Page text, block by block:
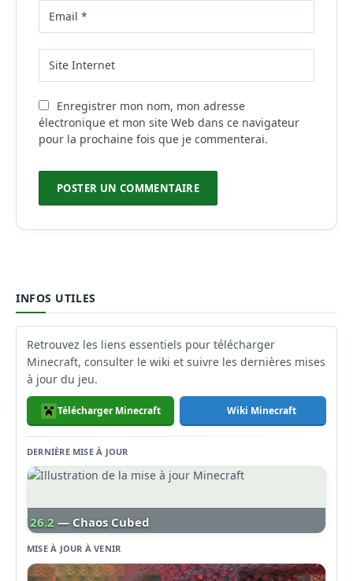
Enregistrer mon nom, mon adresse
électronique et mon site Web dans ce navigateur
pour la prochaine fois que je commenterai.
INFOS UTILES
Retrouvez les liens essentiels pour télécharger
Minecraft, consulter le wiki et suivre les dernières mises
à jour du jeu.
Télécharger Minecraft Wiki Minecraft
DERNIÈRE MISE À JOUR
26.2 — Chaos Cubed
MISE À JOUR À VENIR